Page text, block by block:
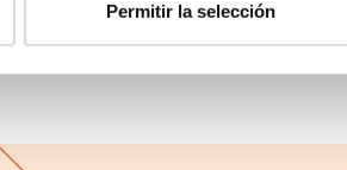
Permitir la selección